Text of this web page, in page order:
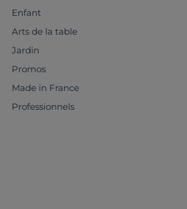
Enfant
Arts de la table
Jardin
Promos
Made in France
Professionnels